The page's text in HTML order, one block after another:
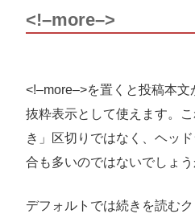
<!–more–>
<!–more–>を置くと投稿本
抜粋表示として使えます。
き」区切りではなく、ヘッ
合も多いのではないでしょう
デフォルトでは続きを読む